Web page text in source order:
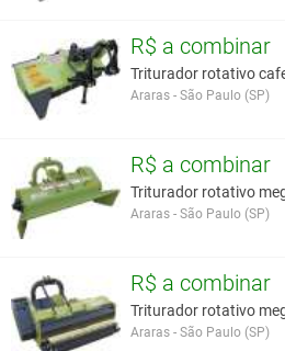
R$ a combinar
Triturador rotativo
Araras - São Paulo (SP)
R$ a combinar
Triturador rotativo
Araras - São Paulo (SP)
R$ a combinar
Triturador rotativo
Araras - São Paulo (SP)